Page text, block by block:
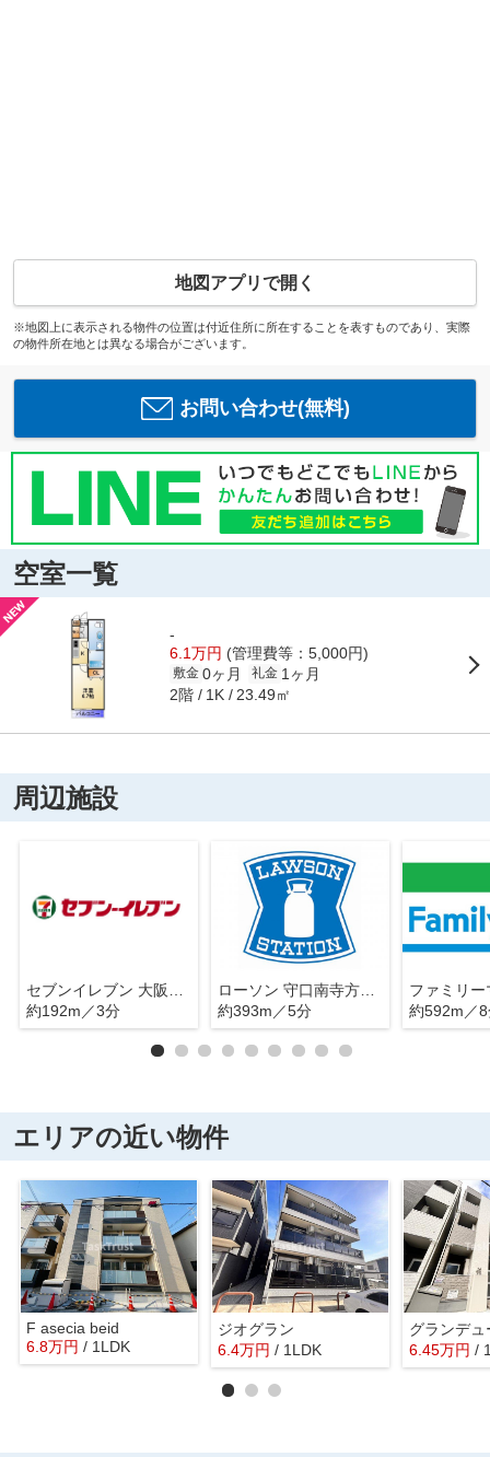
地図アプリで開く
※地図上に表示される物件の位置は付近住所に所在することを表すものであり、実際
の物件所在地とは異なる場合がございます。
お問い合わせ(無料)
空室一覧
-
6.1万円 (管理費等：5,000円)
敷金 0ヶ月 礼金 1ヶ月
2階 1K 23.49㎡
周辺施設
約192m／3分
ローソン 守口南寺方北通一丁目店
約393m／5分
約592m／
エリアの近い物件
F asecia beid
6.8万円 / 1LDK
ジオグラン
6.4万円 / 1LDK
グランデュ
6.45万円 /